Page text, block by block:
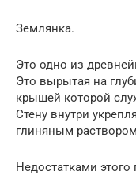
Землянка.
Это одно из
Это вырытая на
крышей которой
Стену внутри
глиняным
Недостатками